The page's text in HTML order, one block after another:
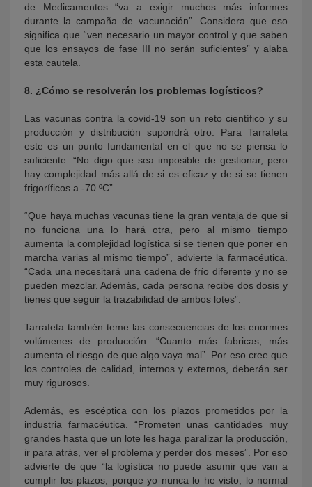
de Medicamentos “va a exigir muchos más informes
durante la campaña de vacunación”. Considera que eso
significa que “ven necesario un mayor control y que saben
que los ensayos de fase III no serán suficientes” y alaba
esta cautela.
8. ¿Cómo se resolverán los problemas logísticos?
Las vacunas contra la covid-19 son un reto científico y su
producción y distribución supondrá otro. Para Tarrafeta
este es un punto fundamental en el que no se piensa lo
suficiente: “No digo que sea imposible de gestionar, pero
hay complejidad más allá de si es eficaz y de si se tienen
frigoríficos a -70 ºC”.
“Que haya muchas vacunas tiene la gran ventaja de que si
no funciona una lo hará otra, pero al mismo tiempo
aumenta la complejidad logística si se tienen que poner en
marcha varias al mismo tiempo”, advierte la farmacéutica.
“Cada una necesitará una cadena de frío diferente y no se
pueden mezclar. Además, cada persona recibe dos dosis y
tienes que seguir la trazabilidad de ambos lotes”.
Tarrafeta también teme las consecuencias de los enormes
volúmenes de producción: “Cuanto más fabricas, más
aumenta el riesgo de que algo vaya mal”. Por eso cree que
los controles de calidad, internos y externos, deberán ser
muy rigurosos.
Además, es escéptica con los plazos prometidos por la
industria farmacéutica. “Prometen unas cantidades muy
grandes hasta que un lote les haga paralizar la producción,
ir para atrás, ver el problema y perder dos meses”. Por eso
advierte de que “la logística no puede asumir que van a
cumplir los plazos, porque yo nunca lo he visto, lo normal